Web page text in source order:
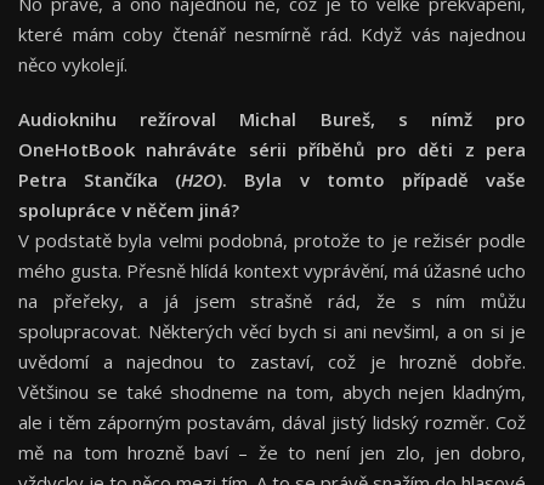
které mám coby čtenář nesmírně rád. Když vás najednou
něco vykolejí.
Audioknihu režíroval Michal Bureš, s nímž pro
OneHotBook nahráváte sérii příběhů pro děti z pera
Petra Stančíka (H2O). Byla v tomto případě vaše
spolupráce v něčem jiná?
V podstatě byla velmi podobná, protože to je režisér podle
mého gusta. Přesně hlídá kontext vyprávění, má úžasné ucho
na přeřeky, a já jsem strašně rád, že s ním můžu
spolupracovat. Některých věcí bych si ani nevšiml, a on si je
uvědomí a najednou to zastaví, což je hrozně dobře.
Většinou se také shodneme na tom, abych nejen kladným,
ale i těm záporným postavám, dával jistý lidský rozměr. Což
mě na tom hrozně baví – že to není jen zlo, jen dobro,